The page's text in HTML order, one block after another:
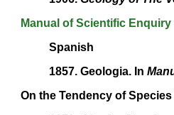
Manual of Scientific Enquiry
Spanish
1857. Geologia. In
On the Tendency of